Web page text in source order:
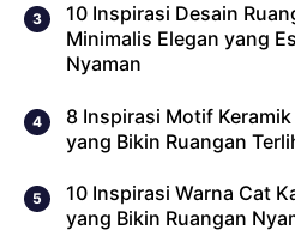
10 Inspirasi Desain
Minimalis Elegan yang
Nyaman
8 Inspirasi Motif
yang Bikin Ruangan
10 Inspirasi Warna Cat
yang Bikin Ruangan